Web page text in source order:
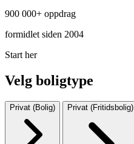
900 000+ oppdrag
formidlet siden 2004
Start her
Velg boligtype
Privat (Bolig) Privat (Fritidsbolig)